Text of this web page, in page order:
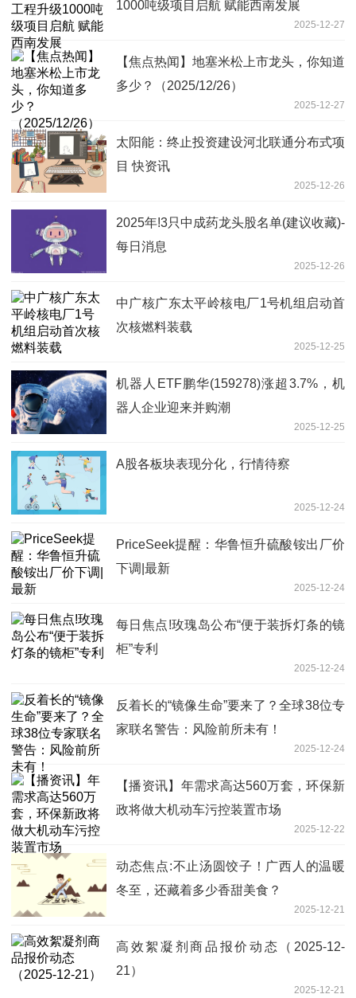
1000吨级项目启航 赋能西南发展
2025-12-27
【焦点热闻】地塞米松上市龙头，你知道
多少？（2025/12/26）
2025-12-27
太阳能：终止投资建设河北联通分布式项
目 快资讯
2025-12-26
2025年!3只中成药龙头股名单(建议收藏)-
每日消息
2025-12-26
中广核广东太平岭核电厂1号机组启动首
次核燃料装载
2025-12-25
机器人ETF鹏华(159278)涨超3.7%，机
器人企业迎来并购潮
2025-12-25
A股各板块表现分化，行情待察
2025-12-24
PriceSeek提醒：华鲁恒升硫酸铵出厂价
下调|最新
2025-12-24
每日焦点!玫瑰岛公布“便于装拆灯条的镜
柜”专利
2025-12-24
反着长的“镜像生命”要来了？全球38位专
家联名警告：风险前所未有！
2025-12-24
【播资讯】年需求高达560万套，环保新
政将做大机动车污控装置市场
2025-12-22
动态焦点:不止汤圆饺子！广西人的温暖
冬至，还藏着多少香甜美食？
2025-12-21
高效絮凝剂商品报价动态（2025-12-
21）
2025-12-21